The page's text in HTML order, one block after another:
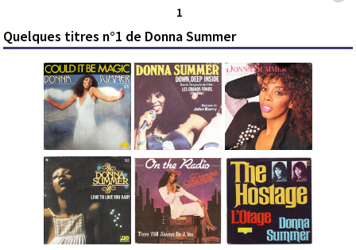
1
Quelques titres n°1 de Donna Summer